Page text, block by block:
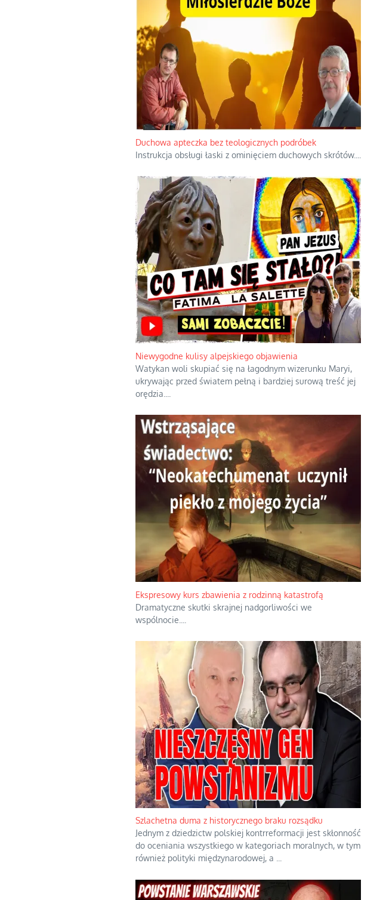
Duchowa apteczka bez teologicznych podróbek
Instrukcja obsługi łaski z ominięciem duchowych skrótów.
Niewygodne kulisy alpejskiego objawienia
Watykan woli skupiać się na łagodnym wizerunku Maryi,
ukrywając przed światem pełną i bardziej surową treść jej
orędzia.
Ekspresowy kurs zbawienia z rodzinną katastrofą
Dramatyczne skutki skrajnej nadgorliwości we
wspólnocie.
Szlachetna duma z historycznego braku rozsądku
Jednym z dziedzictw polskiej kontrreformacji jest skłonność
do oceniania wszystkiego w kategoriach moralnych, w tym
również polityki międzynarodowej, a